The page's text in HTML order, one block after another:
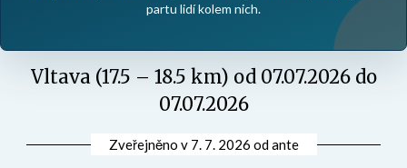
partu lidí kolem nich.
Vltava (17.5 – 18.5 km) od 07.07.2026 do
07.07.2026
Zveřejněno v 7. 7. 2026 odante